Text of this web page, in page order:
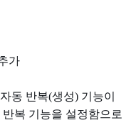
가
동 반복(생성) 기능이
복 기능을 설정함으로